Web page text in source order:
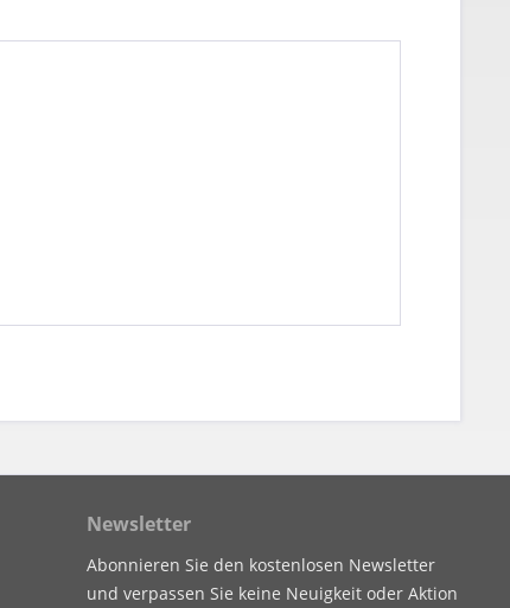
Newsletter
Abonnieren Sie den kostenlosen Newsletter
und verpassen Sie keine Neuigkeit oder Aktion